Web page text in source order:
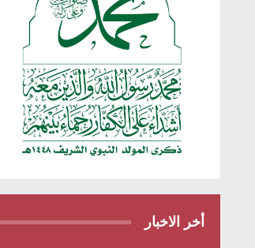
أخر الاخبار